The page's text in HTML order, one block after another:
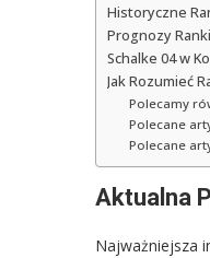
Historyczne
Prognozy
Schalke 04 w
Jak Rozumieć
Polecamy
Polecane
Polecane
Aktualna
Najważniejsza